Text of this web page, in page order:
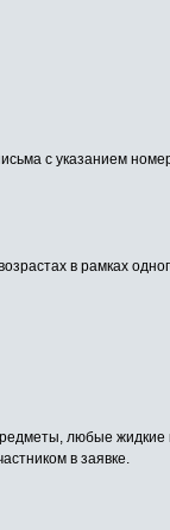
с указанием
в рамках
любые
в заявке.